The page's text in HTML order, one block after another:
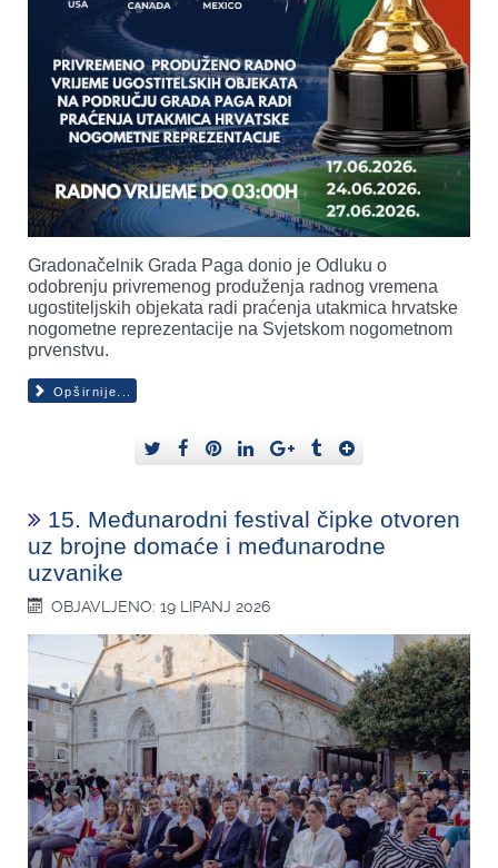
Gradonačelnik Grada Paga donio je Odluku o
odobrenju privremenog produženja radnog vremena
ugostiteljskih objekata radi praćenja utakmica hrvatske
nogometne reprezentacije na Svjetskom nogometnom
prvenstvu.
Opširnije...
15. Međunarodni festival čipke otvoren
uz brojne domaće i međunarodne
uzvanike
OBJAVLJENO: 19 LIPANJ 2026